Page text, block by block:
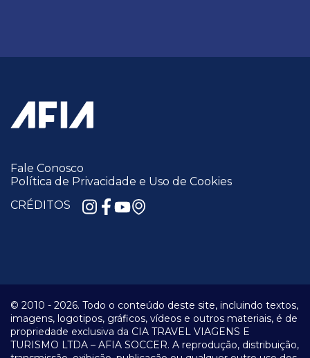
Fale Conosco
Política de Privacidade e Uso de Cookies
CRÉDITOS
© 2010 - 2026. Todo o conteúdo deste site, incluindo textos,
imagens, logotipos, gráficos, vídeos e outros materiais, é de
propriedade exclusiva da CIA TRAVEL VIAGENS E
TURISMO LTDA – AFIA SOCCER. A reprodução, distribuição,